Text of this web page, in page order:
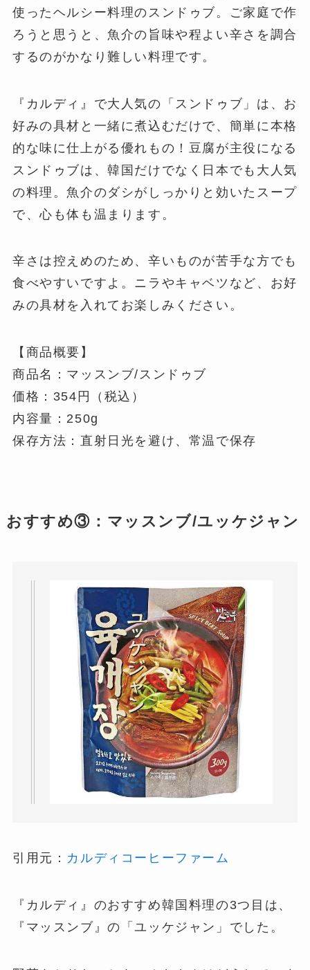
使ったヘルシー料理のスンドゥブ。ご家庭で作
ろうと思うと、魚介の旨味や程よい辛さを調合
するのがかなり難しい料理です。
『カルディ』で大人気の「スンドゥブ」は、お
好みの具材と一緒に煮込むだけで、簡単に本格
的な味に仕上がる優れもの！豆腐が主役になる
スンドゥブは、韓国だけでなく日本でも大人気
の料理。魚介のダシがしっかりと効いたスープ
で、心も体も温まります。
辛さは控えめのため、辛いものが苦手な方でも
食べやすいですよ。ニラやキャベツなど、お好
みの具材を入れてお楽しみください。
【商品概要】
商品名：マッスンブ/スンドゥブ
価格：354円（税込）
内容量：250g
保存方法：直射日光を避け、常温で保存
おすすめ③：マッスンブ/ユッケジャン
引用元： カルディコーヒーファーム
『カルディ』のおすすめ韓国料理の3つ目は、
『マッスンブ』の「ユッケジャン」でした。